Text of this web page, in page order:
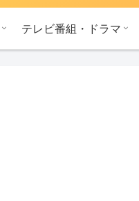
テレビ番組・ドラマ